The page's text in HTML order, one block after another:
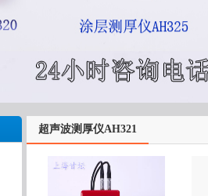
超声波测厚仪AH321